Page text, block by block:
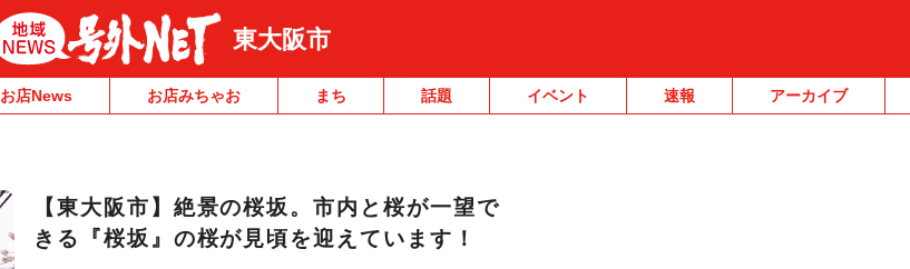
東大阪市
お店News お店みちゃお まち 話題 イベント 速報 アーカイブ
【東大阪市】絶景の桜坂。市内と桜が一望で
きる『桜坂』の桜が見頃を迎えています！